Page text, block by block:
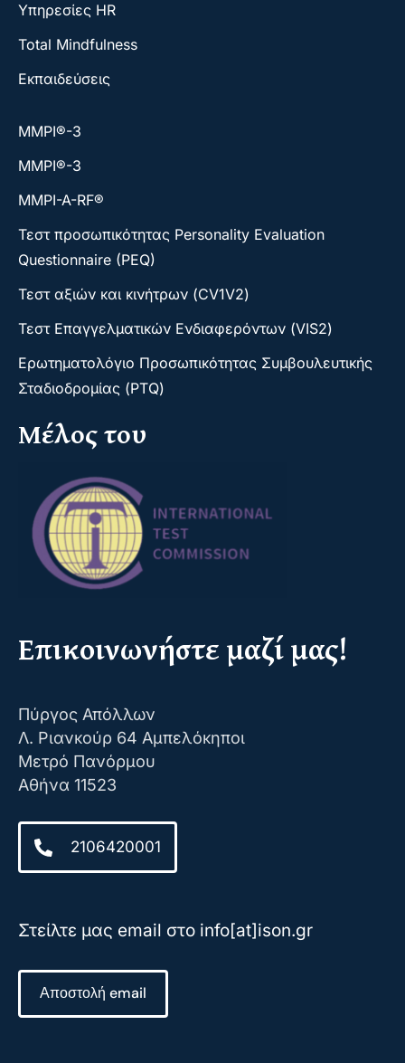
Υπηρεσίες HR
Total Mindfulness
Εκπαιδεύσεις
ΜΜΡΙ®-3
ΜΜΡΙ®-3
MMPI-A-RF®
Τεστ προσωπικότητας Personality Evaluation
Questionnaire (PEQ)
Τεστ αξιών και κινήτρων (CV1V2)
Τεστ Επαγγελματικών Ενδιαφερόντων (VIS2)
Ερωτηματολόγιο Προσωπικότητας Συμβουλευτικής
Σταδιοδρομίας (PTQ)
Μέλος του
Επικοινωνήστε μαζί μας!
Πύργος Απόλλων
Λ. Ριανκούρ 64 Αμπελόκηποι
Μετρό Πανόρμου
Αθήνα 11523
2106420001
Στείλτε μας email στο info[at]ison.gr
Αποστολή email